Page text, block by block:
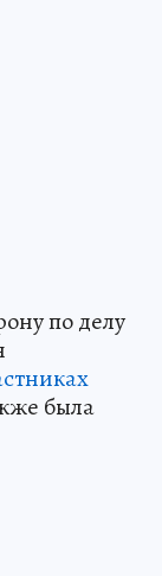
по делу
была